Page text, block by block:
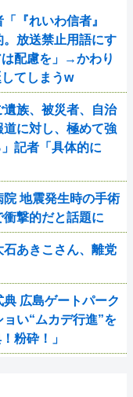
『れいわ信者』
。放送禁止用語にす
配慮を」→かわり
てしまうw
遺族、被災者、自治
に対し、極めて強
記者「具体的に
院 地震発生時の手術
撃的だと話題に
石あきこさん、離党
典 広島ゲートパーク
い“ムカデ行進”を
粉砕！」